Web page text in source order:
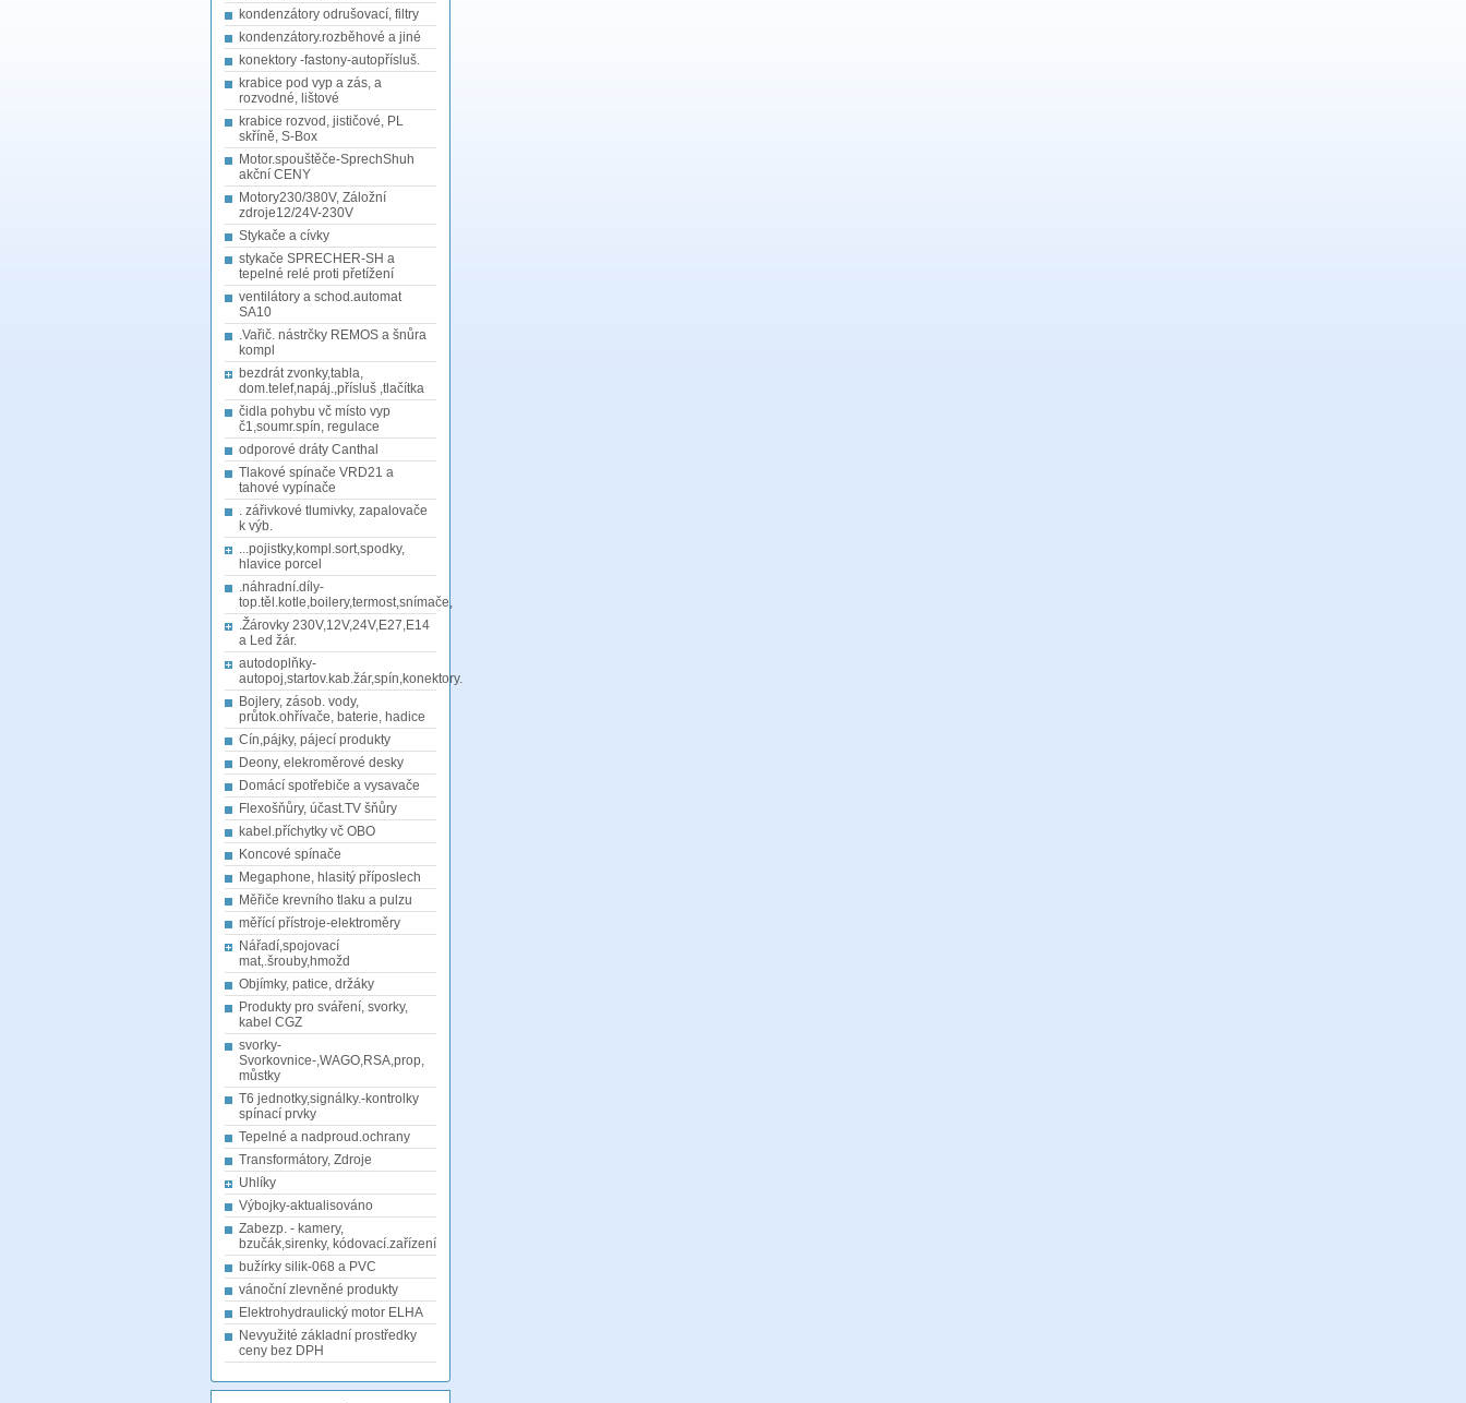
kondenzátory odrušovací, filtry
kondenzátory.rozběhové a jiné
konektory -fastony-autopřísluš.
krabice pod vyp a zás, a
rozvodné, lištové
krabice rozvod, jističové, PL
skříně, S-Box
Motor.spouštěče-SprechShuh
akční CENY
Motory230/380V, Záložní
zdroje12/24V-230V
Stykače a cívky
stykače SPRECHER-SH a
tepelné relé proti přetížení
ventilátory a schod.automat
SA10
.Vařič. nástrčky REMOS a šnůra
kompl
bezdrát zvonky,tabla,
dom.telef,napáj.,přísluš ,tlačítka
čidla pohybu vč místo vyp
č1,soumr.spín, regulace
odporové dráty Canthal
Tlakové spínače VRD21 a
tahové vypínače
. zářivkové tlumivky, zapalovače
k výb.
...pojistky,kompl.sort,spodky,
hlavice porcel
.náhradní.díly-
top.těl.kotle,boilery,termost,snímače,
.Žárovky 230V,12V,24V,E27,E14
a Led žár.
autodoplňky-
autopoj,startov.kab.žár,spín,konektory.
Bojlery, zásob. vody,
průtok.ohřívače, baterie, hadice
Cín,pájky, pájecí produkty
Deony, elekroměrové desky
Domácí spotřebiče a vysavače
Flexošňůry, účast.TV šňůry
kabel.příchytky vč OBO
Koncové spínače
Megaphone, hlasitý příposlech
Měřiče krevního tlaku a pulzu
měřící přístroje-elektroměry
Nářadí,spojovací
mat,.šrouby,hmožd
Objímky, patice, držáky
Produkty pro sváření, svorky,
kabel CGZ
svorky-
Svorkovnice-,WAGO,RSA,prop,
můstky
T6 jednotky,signálky.-kontrolky
spínací prvky
Tepelné a nadproud.ochrany
Transformátory, Zdroje
Uhlíky
Výbojky-aktualisováno
Zabezp. - kamery,
bzučák,sirenky, kódovací.zařízení
bužírky silik-068 a PVC
vánoční zlevněné produkty
Elektrohydraulický motor ELHA
Nevyužité základní prostředky
ceny bez DPH